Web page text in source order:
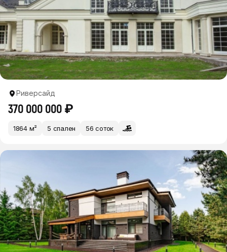
Риверсайд
370 000 000 ₽
1864 м² 5 спален 56 соток